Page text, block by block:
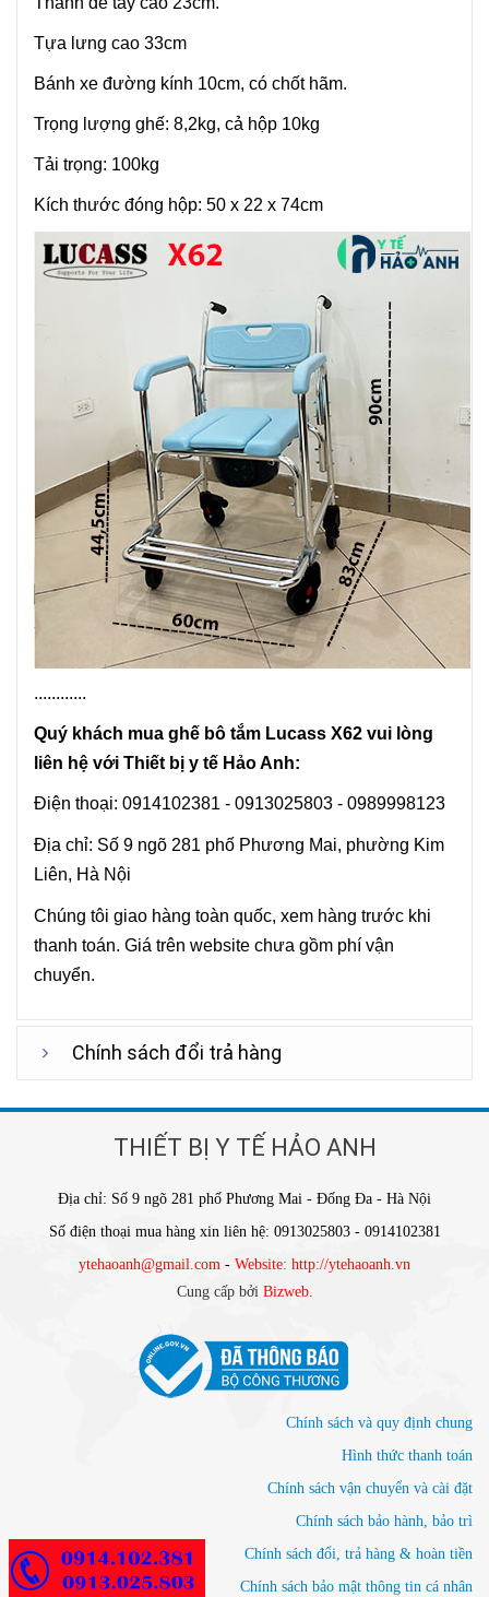
Tựa lưng cao 33cm
Bánh xe đường kính 10cm, có chốt hãm.
Trọng lượng ghế: 8,2kg, cả hộp 10kg
Tải trọng: 100kg
Kích thước đóng hộp: 50 x 22 x 74cm
............
Quý khách mua ghế bô tắm Lucass X62 vui lòng
liên hệ với Thiết bị y tế Hảo Anh:
Điện thoại: 0914102381 - 0913025803 - 0989998123
Địa chỉ: Số 9 ngõ 281 phố Phương Mai, phường Kim
Liên, Hà Nội
Chúng tôi giao hàng toàn quốc, xem hàng trước khi
thanh toán. Giá trên website chưa gồm phí vận
chuyển.
Chính sách đổi trả hàng
THIẾT BỊ Y TẾ HẢO ANH
Địa chỉ: Số 9 ngõ 281 phố Phương Mai - Đống Đa - Hà Nội
Số điện thoại mua hàng xin liên hệ: 0913025803 - 0914102381
ytehaoanh@gmail.com - Website: http://ytehaoanh.vn
Cung cấp bởi Bizweb.
Chính sách và quy định chung
Hình thức thanh toán
Chính sách vận chuyển và cài đặt
Chính sách bảo hành, bảo trì
Chính sách đổi, trả hàng & hoàn tiền
Chính sách bảo mật thông tin cá nhân